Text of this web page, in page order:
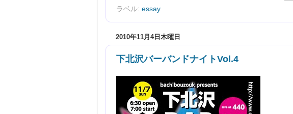
ラベル: essay
2010年11月4日木曜日
下北沢バーバンドナイトVol.4